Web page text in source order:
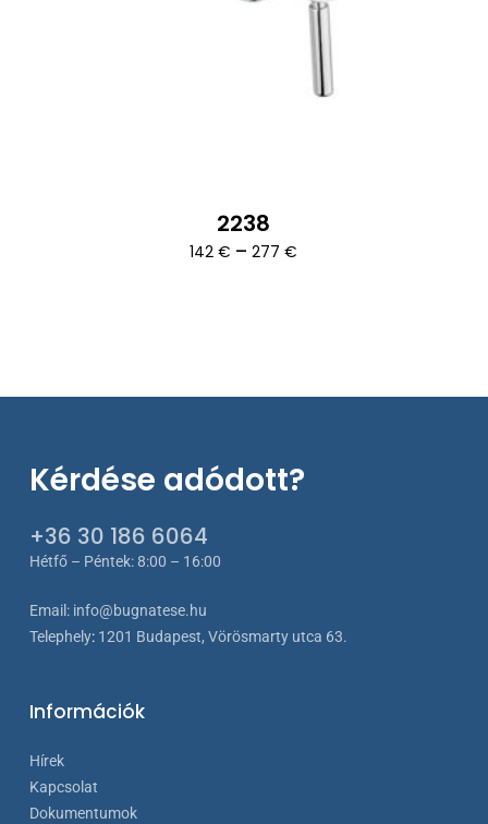
2238
142€ – 277€
Kérdése adódott?
+36 30 186 6064
Hétfő – Péntek: 8:00 – 16:00
Email: info@bugnatese.hu
Telephely: 1201 Budapest, Vörösmarty utca 63.
Információk
Hírek
Kapcsolat
Dokumentumok